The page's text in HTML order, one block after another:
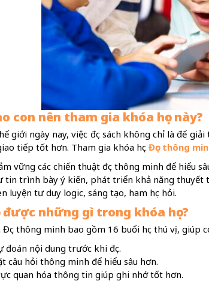
con nên tham gia khóa học này?
giới ngày nay, việc đọc sách không chỉ là để
tiếp tốt hơn. Tham gia khóa học Đọc thông
vững các chiến thuật đọc thông minh để hiểu
tin trình bày ý kiến, phát triển khả năng thuyết
luyện tư duy logic, sáng tạo, ham học hỏi.
được những gì trong khóa học?
Đọc thông minh bao gồm 16 buổi học thú vị,
đoán nội dung trước khi đọc.
câu hỏi thông minh để hiểu sâu hơn.
quan hóa thông tin giúp ghi nhớ tốt hơn.